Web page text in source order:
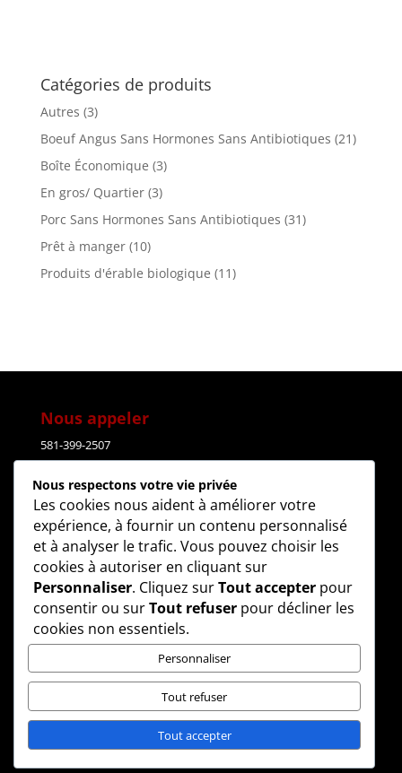
Catégories de produits
Autres (3)
Boeuf Angus Sans Hormones Sans Antibiotiques (21)
Boîte Économique (3)
En gros/ Quartier (3)
Porc Sans Hormones Sans Antibiotiques (31)
Prêt à manger (10)
Produits d'érable biologique (11)
Nous appeler
581-399-2507
Courriel
lesdelicesdudomaine@gmail.com
Adresse
4508,Route 112
East-Broughton(Québec)G0N 1G0
Tous droits réservés 2023 ©Les Délices du Domaine|
Nous respectons votre vie privée
Les cookies nous aident à améliorer votre
expérience, à fournir un contenu personnalisé
et à analyser le trafic. Vous pouvez choisir les
cookies à autoriser en cliquant sur
Personnaliser. Cliquez surTout accepter pour
consentir ou surTout refuser pour décliner les
cookies non essentiels.
Personnaliser
Tout refuser
Tout accepter